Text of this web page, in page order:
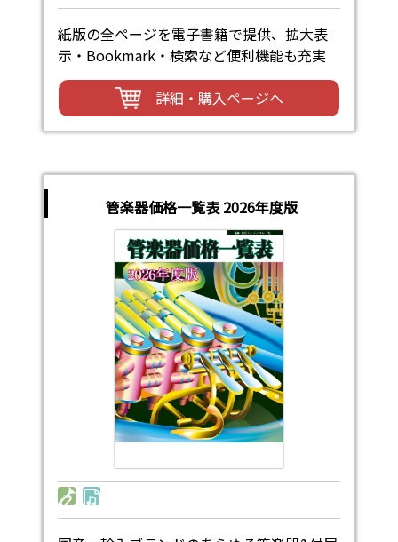
紙版の全ページを電子書籍で提供、拡大表
示・Bookmark・検索など便利機能も充実
詳細・購入ページへ
管楽器価格一覧表 2026年度版